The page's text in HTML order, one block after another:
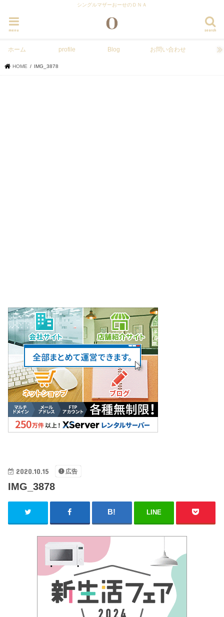
シングルマザーおーせのＤＮＡ
search
menu
ホーム profile Blog お問い合わせ
HOME IMG_3878
2020.10.15 広告
IMG_3878
LINE